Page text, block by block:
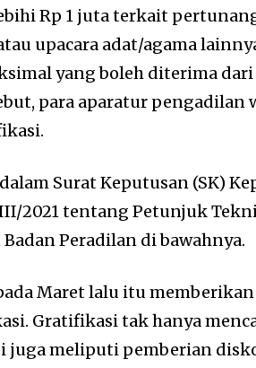
Rp 1 juta terkait
upacara adat/agama
yang boleh diterima
para aparatur pengadilan
Surat Keputusan (SK)
2021 tentang Petunjuk
Peradilan di bawahnya.
Maret lalu itu
Gratifikasi tak hanya
juga meliputi pemberian